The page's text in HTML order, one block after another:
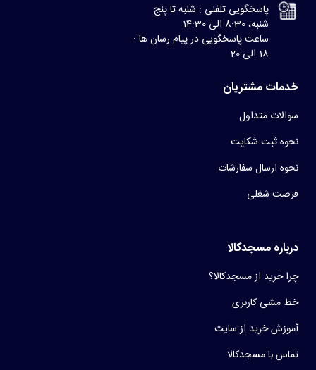
پاسخگویی تلفنی : شنبه تا پنج
شنبه، 8:30 الی 14:30
ساعت پاسخگویی در پیام رسان ها :
18 الی 20
خدمات مشتریان
سوالات متداول
نحوه ثبت شکایت
نحوه ارسال سفارشات
فرصت شغلی
درباره مسجدکالا
چرا خرید از مسجدکالا؟
خط مشی کاربری
آموزش خرید از سایت
تماس با مسجدکالا